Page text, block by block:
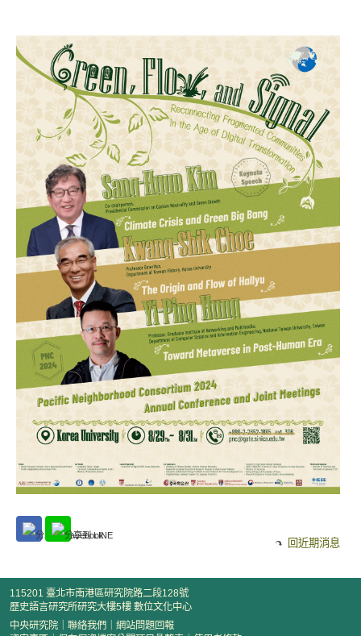
回近期消息
115201 臺北市南港區研究院路二段128號
歷史語言研究所研究大樓5樓 數位文化中心
中央研究院
聯絡我們
網站問題回報